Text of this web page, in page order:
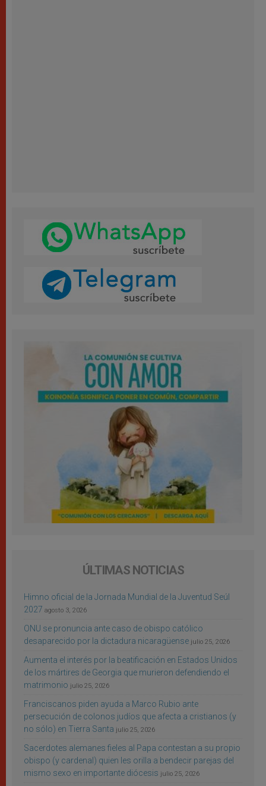
ÚLTIMAS NOTICIAS
Himno oficial de la Jornada Mundial de la Juventud Seúl
2027 agosto 3, 2026
ONU se pronuncia ante caso de obispo católico
desaparecido por la dictadura nicaragüense julio 25, 2026
Aumenta el interés por la beatificación en Estados Unidos
de los mártires de Georgia que murieron defendiendo el
matrimonio julio 25, 2026
Franciscanos piden ayuda a Marco Rubio ante
persecución de colonos judíos que afecta a cristianos (y
no sólo) en Tierra Santa julio 25, 2026
Sacerdotes alemanes fieles al Papa contestan a su propio
obispo (y cardenal) quien les orilla a bendecir parejas del
mismo sexo en importante diócesis julio 25, 2026